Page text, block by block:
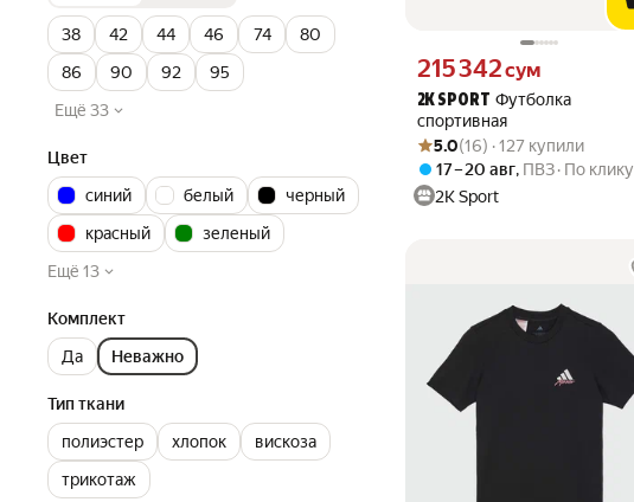
38 42 44 46 74
80
86
90 92
95
Ещё 33
Цвет
синий
белый
черный
красный
зеленый
Ещё 13
Комплект
Да
Неважно
Тип ткани
полиэстер
хлопок
вискоза
трикотаж
2K SPORT Футболка
спортивная
Цена 215342 сум вместо
215 342сум
Рейтинг товара: 5.0 из 5
Оценок: (16) · 127 купили
5.0(16) · 127 купили
17 – 20 авг, ПВЗ По клику
2K Sport